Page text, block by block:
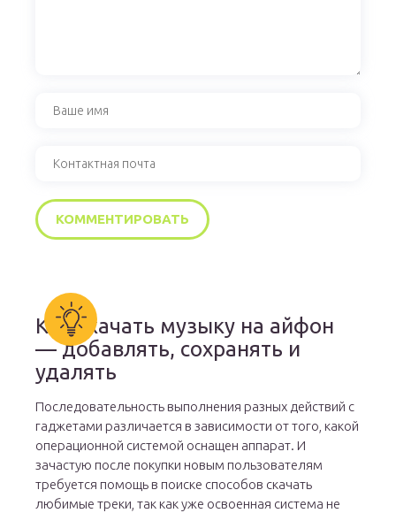
Как скачать музыку на айфон
— добавлять, сохранять и
удалять
Последовательность выполнения разных действий с
гаджетами различается в зависимости от того, какой
операционной системой оснащен аппарат. И
зачастую после покупки новым пользователям
требуется помощь в поиске способов скачать
любимые треки, так как уже освоенная система не